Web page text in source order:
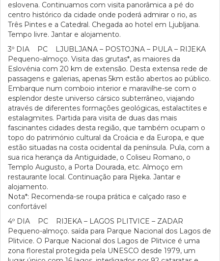
eslovena. Continuamos com visita panorâmica a pé do
centro histórico da cidade onde poderá admirar o rio, as
Três Pintes e a Catedral. Chegada ao hotel em Ljubljana.
Tempo livre. Jantar e alojamento.
3º DIA PC LJUBLJANA – POSTOJNA – PULA – RIJEKA
Pequeno-almoço. Visita das grutas*, as maiores da
Eslovénia com 20 km de extensão. Desta extensa rede de
passagens e galerias, apenas 5km estão abertos ao público.
Embarque num comboio interior e maravilhe-se com o
esplendor deste universo cársico subterrâneo, viajando
através de diferentes formações geológicas, estalactites e
estalagmites. Partida para visita de duas das mais
fascinantes cidades desta região, que também ocupam o
topo do património cultural da Croácia e da Europa, e que
estão situadas na costa ocidental da península. Pula, com a
sua rica herança da Antiguidade, o Coliseu Romano, o
Templo Augusto, a Porta Dourada, etc. Almoço em
restaurante local. Continuação para Rijeka. Jantar e
alojamento.
Nota*: Recomenda-se roupa prática e calçado raso e
confortável
4º DIA PC RIJEKA – LAGOS PLITVICE – ZADAR
Pequeno-almoço. saída para Parque Nacional dos Lagos de
Plitvice. O Parque Nacional dos Lagos de Plitvice é uma
zona florestal protegida pela UNESCO desde 1979, um